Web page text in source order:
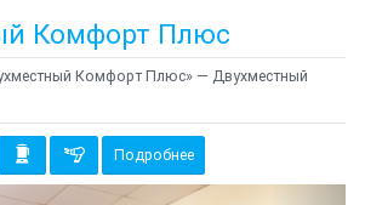
Комфорт Плюс
Комфорт Плюс» — Двухместный
Подробнее